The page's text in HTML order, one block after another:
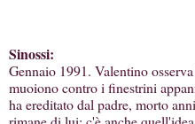
Sinossi:
Gennaio 1991. Valentino
muoiono contro i finestrini
ha ereditato dal padre, morto